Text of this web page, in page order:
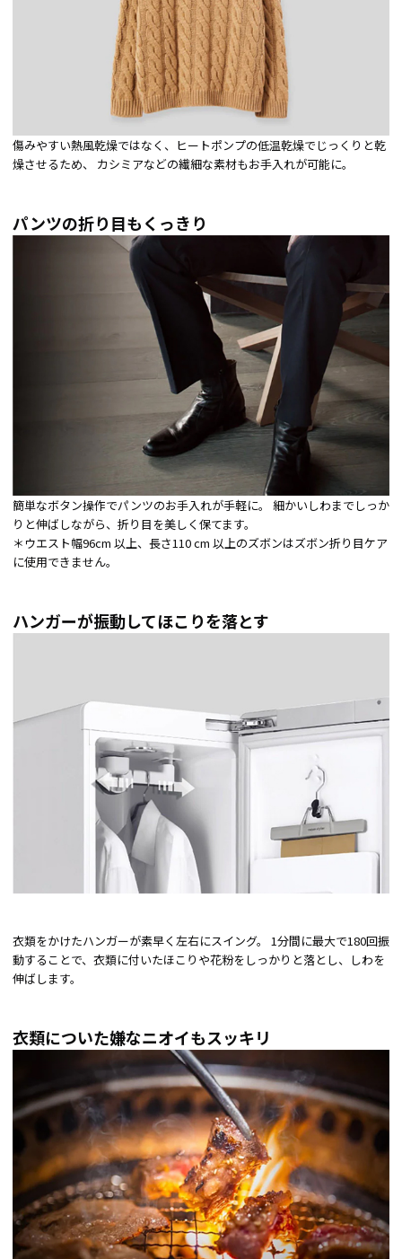
傷みやすい熱風乾燥ではなく、ヒートポンプの低温乾燥でじっくりと乾
燥させるため、 カシミアなどの繊細な素材もお手入れが可能に。
パンツの折り目もくっきり
簡単なボタン操作でパンツのお手入れが手軽に。 細かいしわまでしっか
りと伸ばしながら、折り目を美しく保てます。
＊ウエスト幅96cm 以上、長さ110 cm 以上のズボンはズボン折り目ケア
に使用できません。
ハンガーが振動してほこりを落とす
衣類をかけたハンガーが素早く左右にスイング。 1分間に最大で180回振
動することで、衣類に付いたほこりや花粉をしっかりと落とし、しわを
伸ばします。
衣類についた嫌なニオイもスッキリ